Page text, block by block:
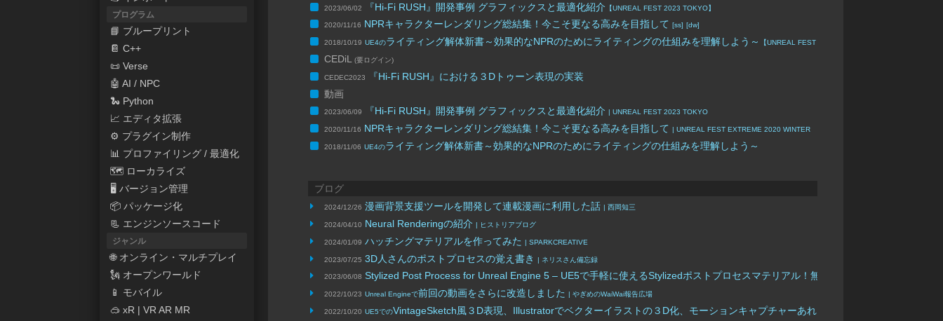
2023/06/02 『Hi-Fi RUSH』開発事例 グラフィックスと最適化紹介 【UNREAL FEST 2023 TOKYO】
2020/11/16 NPRキャラクターレンダリング総結集！今こそ更なる高みを目指して [ss] [dw]
2018/10/19 UE4のライティング解体新書～効果的なNPRのためにライティングの仕組みを理解しよう～ 【UNREAL FEST EAST 2018】
CEDiL (要ログイン)
CEDEC2023
『Hi-Fi RUSH』における３Dトゥーン表現の実装
動画
2023/06/09 『Hi-Fi RUSH』開発事例 グラフィックスと最適化紹介 | UNREAL FEST 2023 TOKYO
2020/11/16 NPRキャラクターレンダリング総結集！今こそ更なる高みを目指して | UNREAL FEST EXTREME 2020 WINTER
2018/11/06 UE4のライティング解体新書～効果的なNPRのためにライティングの仕組みを理解しよう～
ブログ
2024/12/26 漫画背景支援ツールを開発して連載漫画に利用した話 | 西岡知三
2024/04/10 Neural Renderingの紹介 | ヒストリアブログ
2024/01/09 ハッチングマテリアルを作ってみた | SPARKCREATIVE
2023/07/25 3D人さんのポストプロセスの覚え書き | ネリスさん備忘録
2023/06/08 Stylized Post Process for Unreal Engine 5 – UE5で手軽に使えるStylizedポストプロセスマテリアル！無料公開！
2022/10/23 Unreal Engineで前回の動画をさらに改造しました | やぎめのWaiWai報告広場
2022/10/20 UE5でのVintageSketch風３D表現、Illustratorでベクターイラストの３D化、モーションキャプチャーあれこれなどの備忘録
プログラム
📘 ブループリント
📔 C++
📜 Verse
🤖 AI / NPC
🐍 Python
📈 エディタ拡張
⚙ プラグイン制作
📊 プロファイリング / 最適化
🗺 ローカライズ
🖥 バージョン管理
📦 パッケージ化
📃 エンジンソースコード
ジャンル
🌐 オンライン・マルチプレイ
🗽 オープンワールド
📱 モバイル
🥽 xR | VR AR MR